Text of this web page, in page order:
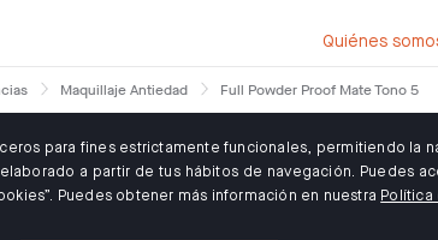
Quiénes
Maquillaje Antiedad Full Powder Proof Mate Tono 5
para fines estrictamente funcionales, permitiendo
a partir de tus hábitos de navegación. Puedes
Puedes obtener más información en nuestra Política